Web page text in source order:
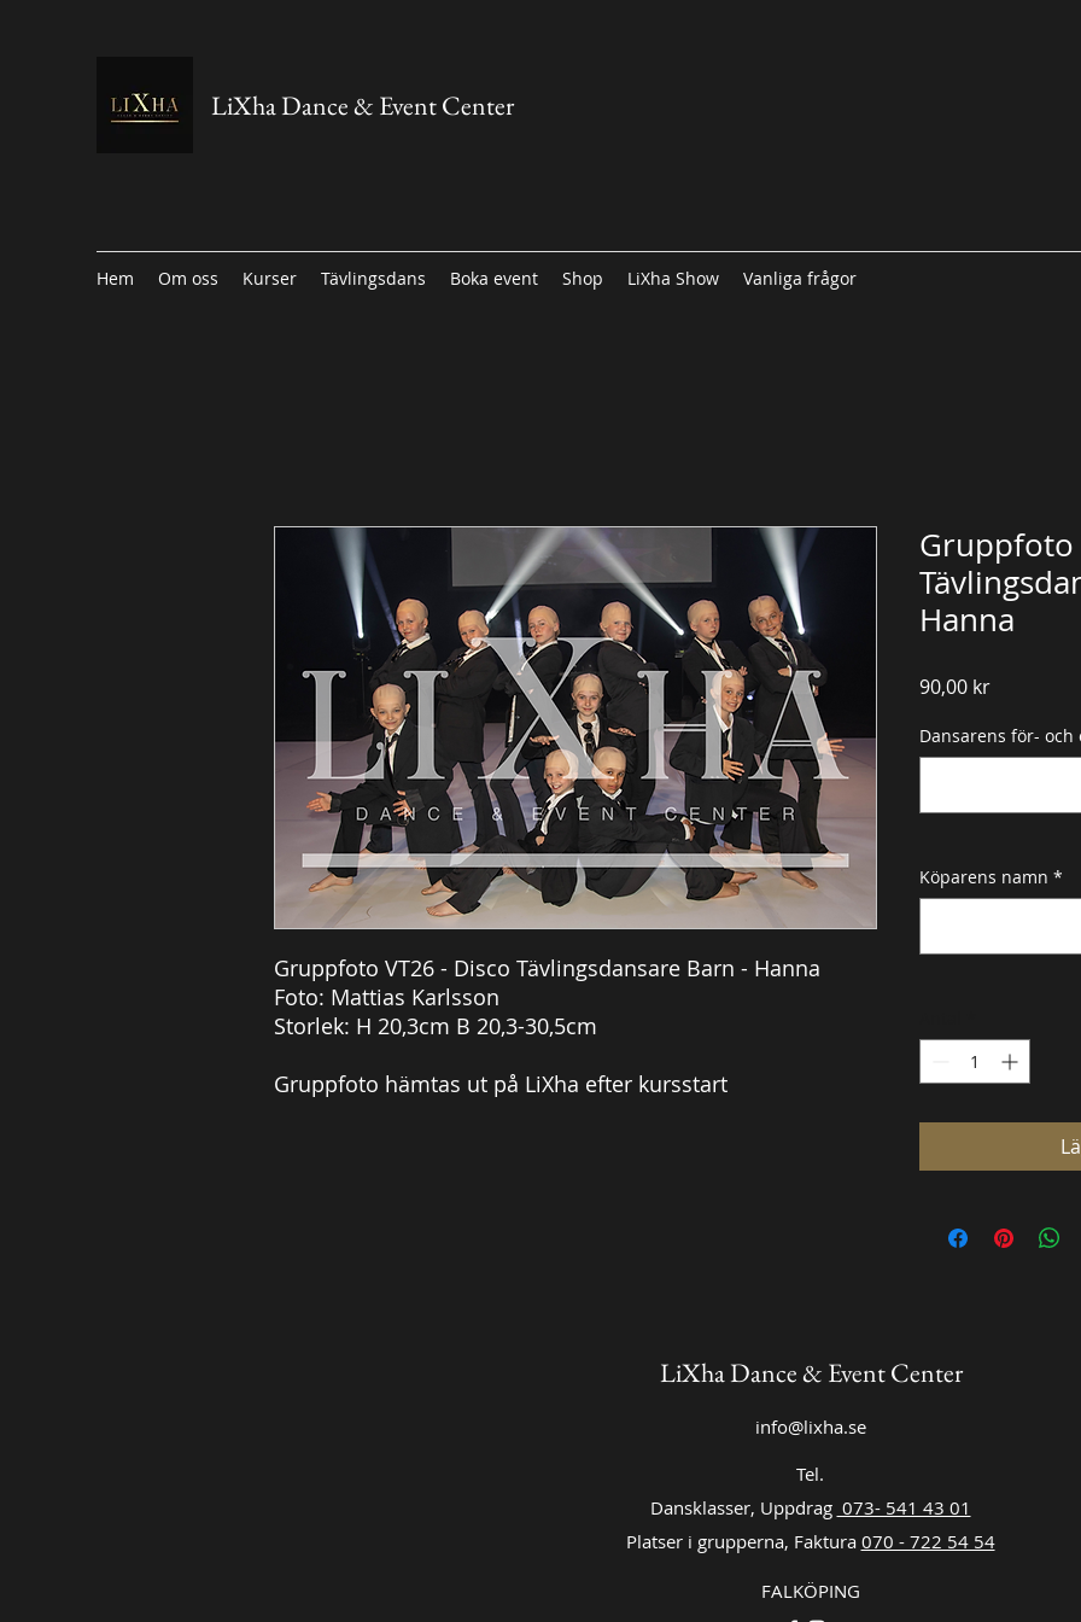
LiXha Dance & Event Center
Hem Om oss Kurser Tävlingsdans Boka event Shop LiXha Show Vanliga frågor
Gruppfoto VT26 - Disco Tävlingsdansare Barn - Hanna
Foto: Mattias Karlsson
Storlek: H 20,3cm B 20,3-30,5cm
Gruppfoto hämtas ut på LiXha efter kursstart
Gruppfoto
Hanna
90,00 krPris
Dansarens för-
Köparens namn *
LiXha Dance & Event Center
info@lixha.se
Tel.
Dansklasser, Uppdrag 073- 541 43 01
Platser i grupperna, Faktura 070 - 722 54 54
FALKÖPING